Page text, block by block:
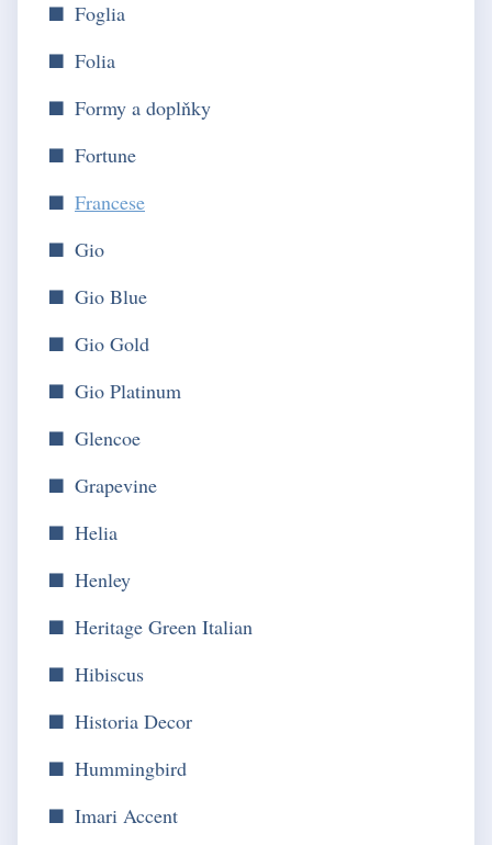
Foglia
Folia
Formy a doplňky
Fortune
Francese
Gio
Gio Blue
Gio Gold
Gio Platinum
Glencoe
Grapevine
Helia
Henley
Heritage Green Italian
Hibiscus
Historia Decor
Hummingbird
Imari Accent